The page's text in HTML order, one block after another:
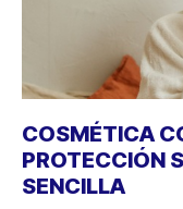
COSMÉTICA
PROTECCIÓN
SENCILLA